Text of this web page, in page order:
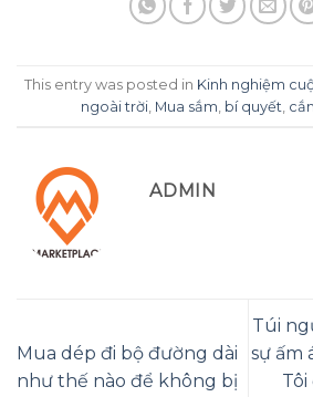
This entry was posted in Kinh nghiệm
ngoài trời Mua sắm bí quyết
ADMIN
Mua dép đi bộ đường dài
như thế nào để không bị
Túi
sự ấm